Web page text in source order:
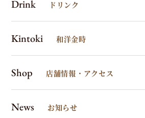
Drink ドリンク
Kintoki 和洋金時
Shop 店舗情報・アクセス
News お知らせ